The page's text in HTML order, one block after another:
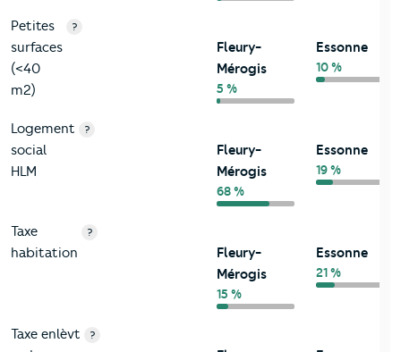
Petites
surfaces
(<40
m2)
?
Fleury-
Mérogis
5 %
Essonne
10 %
Logement
social
HLM
?
Fleury-
Mérogis
68 %
Essonne
19 %
Taxe
habitation
?
Fleury-
Mérogis
15 %
Essonne
21 %
Taxe enlèvt
?